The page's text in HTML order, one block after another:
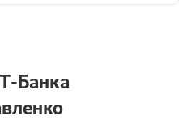
Банкa